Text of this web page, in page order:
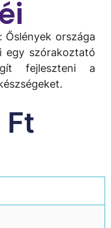
Őslények országa
egy szórakoztató
fejleszteni a
Ft